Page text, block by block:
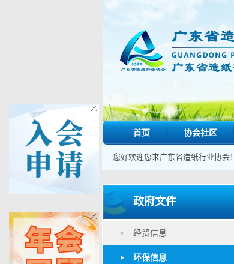
首页 协会社区
您好欢迎您来广东省造纸行业协会！
政府文件
经贸信息
环保信息